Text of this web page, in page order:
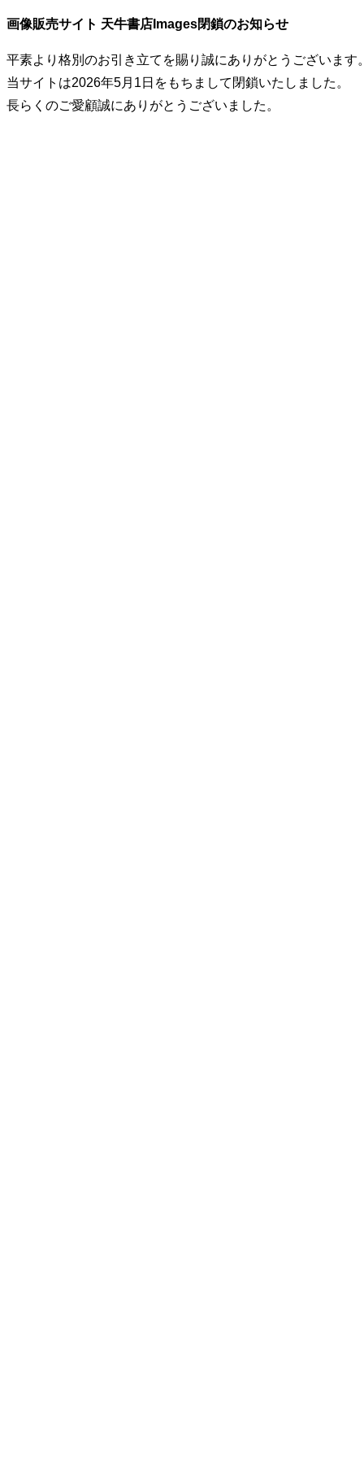
画像販売サイト 天牛書店Images閉鎖のお知らせ
平素より格別のお引き立てを賜り誠にありがとうございます
当サイトは2026年5月1日をもちまして閉鎖いたしました。
長らくのご愛顧誠にありがとうございました。